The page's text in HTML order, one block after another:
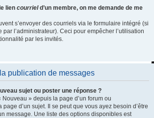
lien courrield’un membre, on me demande de me
s’envoyer des courriels via le formulaire intégré (si
par l’administrateur). Ceci pour empêcher l’utilisation
par les invités.
publication de messages
sujet ou poster une réponse ?
» depuis la page d’un forum ou
d’un sujet. Il se peut que vous ayez besoin d’être
message. Une liste des options disponibles est